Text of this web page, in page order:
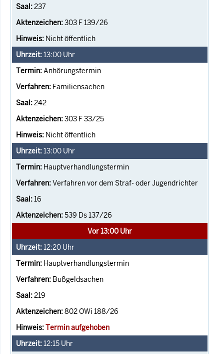
237
303 F 139/26
Nicht öffentlich
13:00 Uhr
Anhörungstermin
Familiensachen
242
303 F 33/25
Nicht öffentlich
13:00 Uhr
Hauptverhandlungstermin
Verfahren vor dem Straf- oder Jugendrichter
16
539 Ds 137/26
Vor 13:00 Uhr
12:20 Uhr
Hauptverhandlungstermin
Bußgeldsachen
219
802 OWi 188/26
Termin aufgehoben
12:15 Uhr